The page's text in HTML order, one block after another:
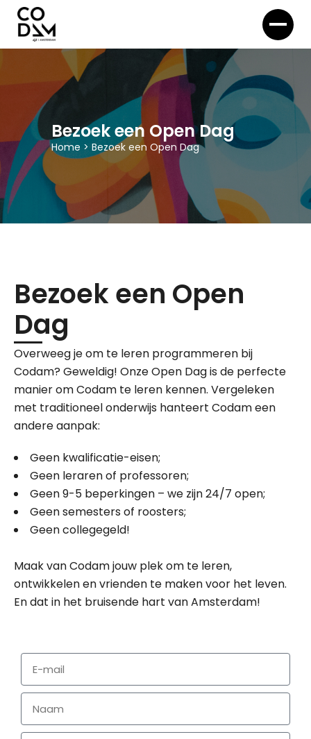
Bezoek een Open Dag
Home >Bezoek een Open Dag
Bezoek een Open
Dag
Overweeg je om te leren programmeren bij
Codam? Geweldig! Onze Open Dag is de perfecte
manier om Codam te leren kennen. Vergeleken
met traditioneel onderwijs hanteert Codam een
andere aanpak:
Geen kwalificatie-eisen;
Geen leraren of professoren;
Geen 9-5 beperkingen – we zijn 24/7 open;
Geen semesters of roosters;
Geen collegegeld!
Maak van Codam jouw plek om te leren,
ontwikkelen en vrienden te maken voor het leven.
En dat in het bruisende hart van Amsterdam!